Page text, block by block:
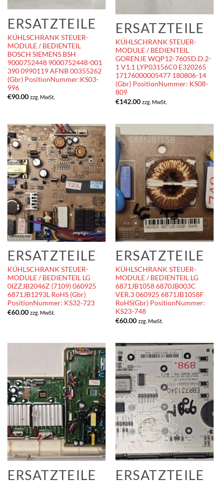
ERSATZTEILE
KÜHLSCHRANK STEUER-
MODULE / BEDIENTEIL
BOSCH SIEMENS BSH
9000752448 9000752448-001
390 0990119 AFNB 00355262
(Gbr) PositionNummer:KS03-
996
€90.00 zzg. MwSt.
ERSATZTEILE
KÜHLSCHRANK STEUER-
MODULE / BEDIENTEIL
GORENJE WQP12-7605D.D.2-
1 V1.1 LYP03156C0 E320265
17176000005477 180806-14
(Gbr) PositionNummer: KS08-
809
€142.00 zzg. MwSt.
ERSATZTEILE
KÜHLSCHRANK STEUER-
MODULE / BEDIENTEIL LG
0IZZJB2046Z (7109) 060925
6871JB1293L RoHS (Gbr)
PositionNummer: KS32-723
€60.00 zzg. MwSt.
ERSATZTEILE
KÜHLSCHRANK STEUER-
MODULE / BEDIENTEIL LG
6871JB1058 6870JB003C
VER.3 060925 6871JB1058F
RoHS(Gbr) PositionNummer:
KS23-748
€60.00 zzg. MwSt.
ERSATZTEILE ERSATZTEILE